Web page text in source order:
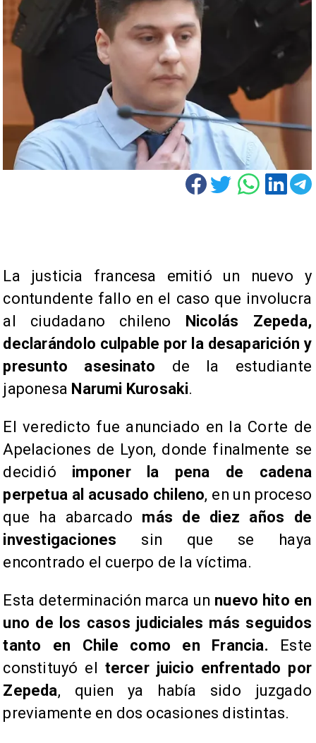
La justicia francesa emitió un nuevo y
contundente fallo en el caso que involucra
al ciudadano chileno Nicolás Zepeda,
declarándolo culpable por la desaparición y
presunto asesinato de la estudiante
japonesa Narumi Kurosaki.
El veredicto fue anunciado en la Corte de
Apelaciones de Lyon, donde finalmente se
decidió imponer la pena de cadena
perpetua al acusado chileno, en un proceso
que ha abarcado más de diez años de
investigaciones sin que se haya
encontrado el cuerpo de la víctima.
Esta determinación marca un nuevo hito en
uno de los casos judiciales más seguidos
tanto en Chile como en Francia. Este
constituyó el tercer juicio enfrentado por
Zepeda, quien ya había sido juzgado
previamente en dos ocasiones distintas.